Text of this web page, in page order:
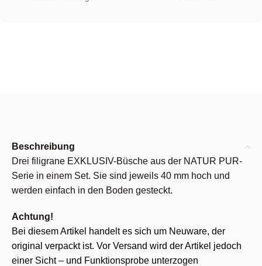
Beschreibung
Drei filigrane EXKLUSIV-Büsche aus der NATUR PUR-
Serie in einem Set. Sie sind jeweils 40 mm hoch und
werden einfach in den Boden gesteckt.
Achtung!
Bei diesem Artikel handelt es sich um Neuware, der
original verpackt ist. Vor Versand wird der Artikel jedoch
einer Sicht – und Funktionsprobe unterzogen